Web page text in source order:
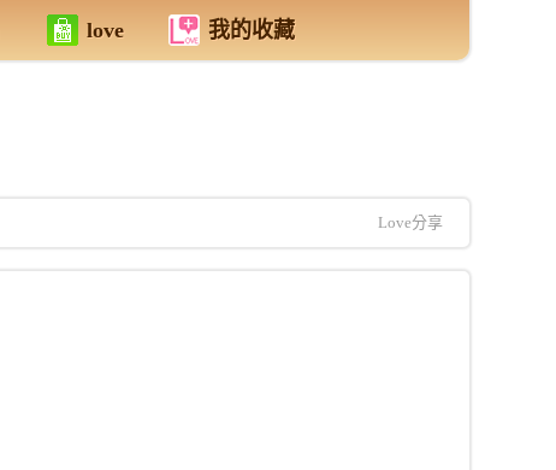
love 我的收藏
Love分享